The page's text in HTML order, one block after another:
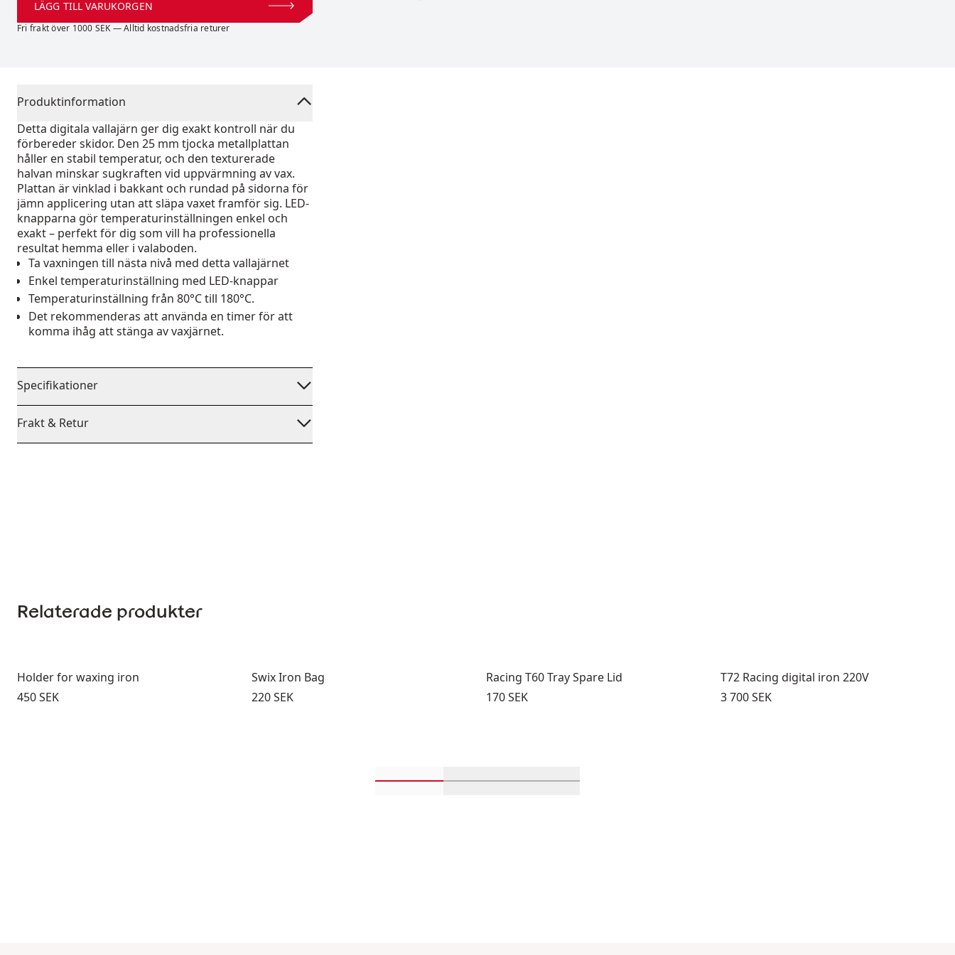
LÄGG TILL VARUKORGEN
Fri frakt över 1000 SEK — Alltid kostnadsfria returer
Produktinformation
Detta digitala vallajärn ger dig exakt kontroll när du
förbereder skidor. Den 25 mm tjocka metallplattan
håller en stabil temperatur, och den texturerade
halvan minskar sugkraften vid uppvärmning av vax.
Plattan är vinklad i bakkant och rundad på sidorna för
jämn applicering utan att släpa vaxet framför sig. LED-
knapparna gör temperaturinställningen enkel och
exakt – perfekt för dig som vill ha professionella
resultat hemma eller i valaboden.
Ta vaxningen till nästa nivå med detta vallajärnet
Enkel temperaturinställning med LED-knappar
Temperaturinställning från 80°C till 180°C.
Det rekommenderas att använda en timer för att
komma ihåg att stänga av vaxjärnet.
Specifikationer
Frakt & Retur
Relaterade produkter
Holder for waxing iron
Pris:
450 SEK
Swix Iron Bag
Pris:
220 SEK
Racing T60 Tray Spare Lid
Pris:
170 SEK
T72 Racing digital iron 220V
Pris:
3 700 SEK